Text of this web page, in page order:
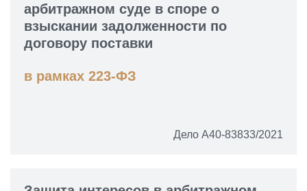
арбитражном суде в споре о
взыскании задолженности по
договору поставки
в рамках 223-ФЗ
Дело А40-83833/2021